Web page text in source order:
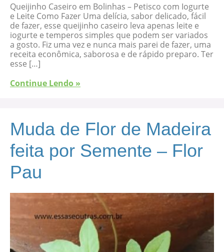
Queijinho Caseiro em Bolinhas – Petisco com Iogurte
e Leite Como Fazer Uma delícia, sabor delicado, fácil
de fazer, esse queijinho caseiro leva apenas leite e
iogurte e temperos simples que podem ser variados
a gosto. Fiz uma vez e nunca mais parei de fazer, uma
receita econômica, saborosa e de rápido preparo. Ter
esse […]
Continue Lendo »
Muda de Flor de Madeira
feita por Semente – Flor
Pau